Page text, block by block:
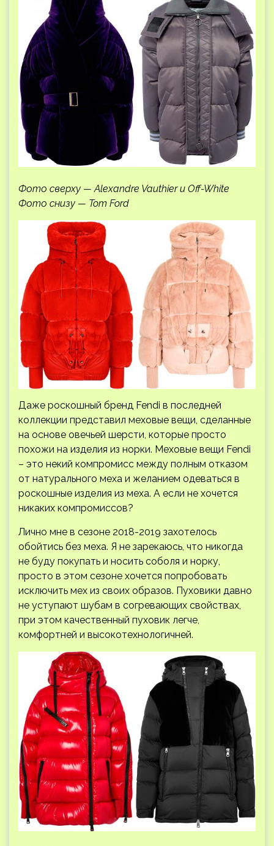
Фото сверху — Alexandre Vauthier и Off-White
Фото снизу — Tom Ford
Даже роскошный бренд Fendi в последней
коллекции представил меховые вещи, сделанные
на основе овечьей шерсти, которые просто
похожи на изделия из норки. Меховые вещи Fendi
– это некий компромисс между полным отказом
от натурального меха и желанием одеваться в
роскошные изделия из меха. А если не хочется
никаких компромиссов?
Лично мне в сезоне 2018-2019 захотелось
обойтись без меха. Я не зарекаюсь, что никогда
не буду покупать и носить соболя и норку,
просто в этом сезоне хочется попробовать
исключить мех из своих образов. Пуховики давно
не уступают шубам в согревающих свойствах,
при этом качественный пуховик легче,
комфортней и высокотехнологичней.